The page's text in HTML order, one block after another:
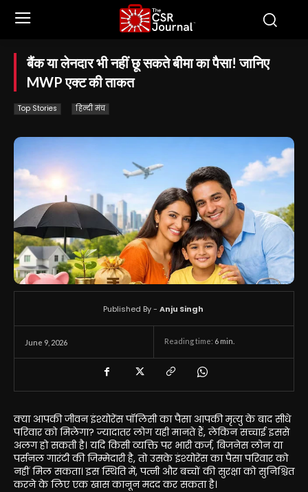
बैंक या लेनदार भी नहीं छू सकते बीमा का पैसा! जानिए
MWP एक्ट की ताकत
Top Stories हिन्दी मंच
June 9, 2026 Reading time: 6 min.
Published By - Anju Singh
क्या आपकी जीवन इंश्योरेंस पॉलिसी का पैसा आपकी मृत्यु के बाद सीधे
परिवार को मिलेगा? ज्यादातर लोग यही मानते हैं, लेकिन सच्चाई इससे
अलग हो सकती है। यदि किसी व्यक्ति पर भारी कर्ज, बिजनेस लोन या
पर्सनल गारंटी की जिम्मेदारी है, तो उसके इंश्योरेंस का पैसा परिवार को
नहीं मिल सकता। इस स्थिति में, पत्नी और बच्चों की सुरक्षा को सुनिश्चित
करने के लिए एक खास कानून मदद कर सकता है।